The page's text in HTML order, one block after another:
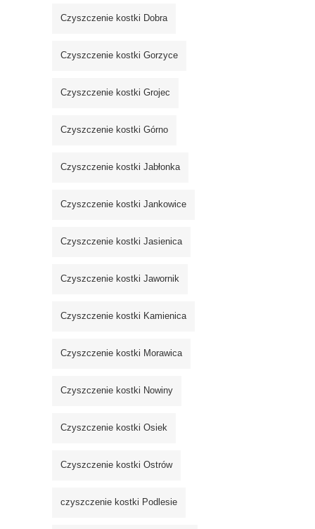
Czyszczenie kostki Dobra
Czyszczenie kostki Gorzyce
Czyszczenie kostki Grojec
Czyszczenie kostki Górno
Czyszczenie kostki Jabłonka
Czyszczenie kostki Jankowice
Czyszczenie kostki Jasienica
Czyszczenie kostki Jawornik
Czyszczenie kostki Kamienica
Czyszczenie kostki Morawica
Czyszczenie kostki Nowiny
Czyszczenie kostki Osiek
Czyszczenie kostki Ostrów
czyszczenie kostki Podlesie